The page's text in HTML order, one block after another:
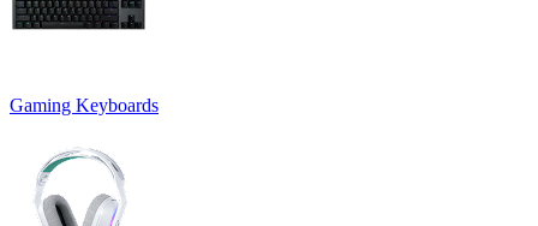
Gaming Keyboards